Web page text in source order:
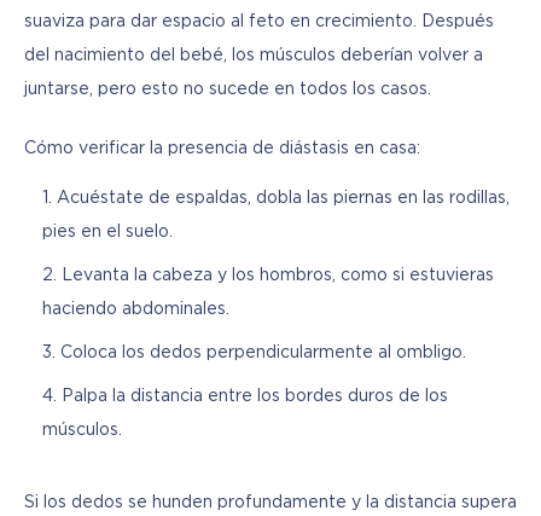
suaviza para dar espacio al feto en crecimiento. Después
del nacimiento del bebé, los músculos deberían volver a
juntarse, pero esto no sucede en todos los casos.
Cómo verificar la presencia de diástasis en casa:
Acuéstate de espaldas, dobla las piernas en las rodillas,
pies en el suelo.
Levanta la cabeza y los hombros, como si estuvieras
haciendo abdominales.
Coloca los dedos perpendicularmente al ombligo.
Palpa la distancia entre los bordes duros de los
músculos.
Si los dedos se hunden profundamente y la distancia supera